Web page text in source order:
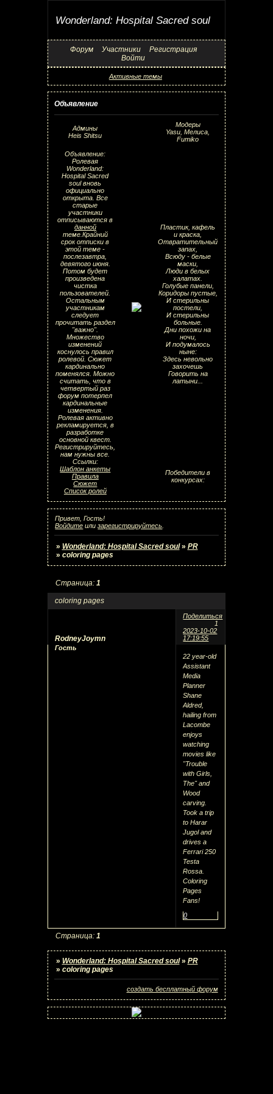
Wonderland: Hospital Sacred soul
Форум Участники
Регистрация
Войти
Активные темы
Объявление
Админы
Heis Shitsu
Модеры
Yasu, Мелиса,
Fumiko
Объявление:
Ролевая
Wonderland:
Hospital Sacred
soul вновь
официально
открыта. Все
старые
участники
отписываются в
данной
теме.Крайний
срок отписки в
этой теме -
послезавтра,
девятого июня.
Потом будет
произведена
чистка
пользователей.
Остальным
участникам
следует
прочитать раздел
"важно".
Множество
изменений
коснулось правил
ролевой. Сюжет
кардинально
поменялся. Можно
считать, что в
четвертый раз
форум потерпел
кардинальные
изменения.
Ролевая активно
рекламируется, в
разработке
основной квест.
Регистрируйтесь,
нам нужны все.
Пластик, кафель
и краска,
Отвратительный
запах,
Всюду - белые
маски,
Люди в белых
халатах.
Голубые панели,
Коридоры пустые,
И стерильны
постели,
И стерильны
больные.
Дни похожи на
ночи,
И подумалось
ныне:
Здесь невольно
захочешь
Говорить на
латыни...
Ссылки:
Шаблон анкеты
Правила
Сюжет
Список ролей
Победители в
конкурсах:
Привет, Гость!
Войдите илизарегистрируйтесь
» Wonderland: Hospital Sacred soul » PR
» coloring pages
coloring pages
Страница: 1
Поделиться
1
2023-10-02
17:19:55
RodneyJoymn
Гость
22 year-old
Assistant
Media
Planner
Shane
Aldred,
hailing from
Lacombe
enjoys
watching
movies like
"Trouble
with Girls,
The" and
Wood
carving.
Took a trip
to Harar
Jugol and
drives a
Ferrari 250
Testa
Rossa.
Coloring
Pages
Fans!
0
Страница: 1
» Wonderland: Hospital Sacred soul » PR
» coloring pages
создать бесплатный форум